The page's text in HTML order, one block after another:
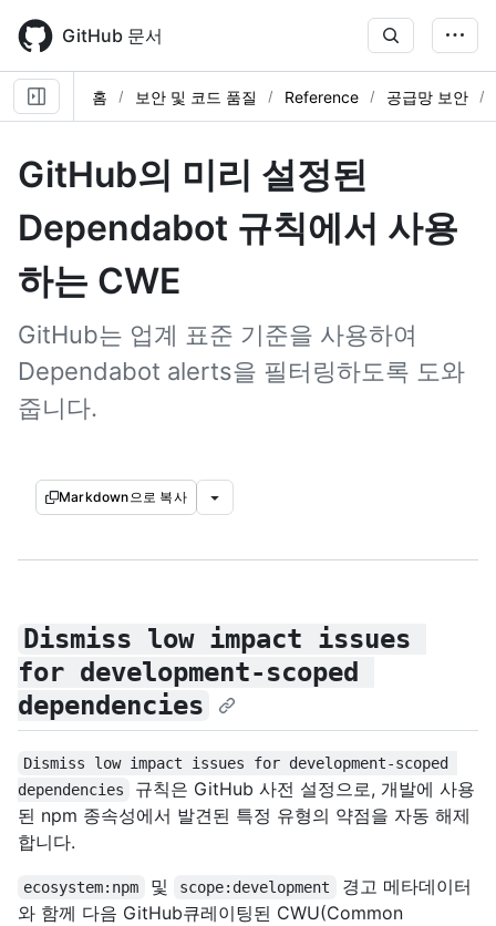
main
content
GitHub 문서
홈 보안 및 코드 품질 Reference 공급망 보안
GitHub의 미리 설정된
Dependabot 규칙에서 사용
하는 CWE
GitHub는 업계 표준 기준을 사용하여
Dependabot alerts을 필터링하도록 도와
줍니다.
Markdown으로 복사
Dismiss low impact issues
for development-scoped
dependencies
Dismiss low impact issues for development-scoped
dependencies
규칙은 GitHub 사전 설정으로, 개발에 사용
된 npm 종속성에서 발견된 특정 유형의 약점을 자동 해제
합니다.
ecosystem:npm 및 scope:development
경고 메타데이터
와 함께 다음 GitHub큐레이팅된 CWU(Common